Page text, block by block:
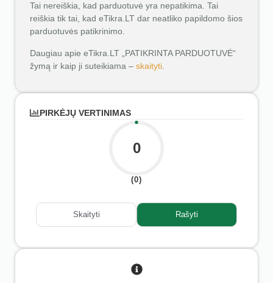
Tai nereiškia, kad parduotuvė yra nepatikima. Tai
reiškia tik tai, kad eTikra.LT dar neatliko papildomo šios
parduotuvės patikrinimo.
Daugiau apie eTikra.LT „PATIKRINTA PARDUOTUVĖ“
žymą ir kaip ji suteikiama – skaityti
PIRKĖJŲ VERTINIMAS
0
(0)
Skaityti Rašyti